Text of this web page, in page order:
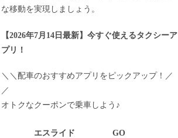
な移動を実現しましょう。
【2026年7月14日最新】今すぐ使えるタクシーア
プリ！
＼＼配車のおすすめアプリをピックアップ！／
／
オトクなクーポンで乗車しよう♪
エスライド
GO